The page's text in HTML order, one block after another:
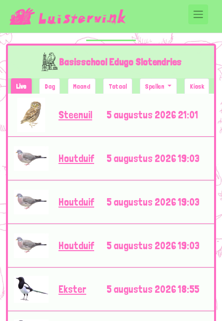
Basisschool Edugo Slotendries
Live Dag Maand Totaal Spellen Kiosk
Steenuil 5 augustus 2026 21:01
Houtduif 5 augustus 2026 19:03
Houtduif 5 augustus 2026 19:03
Houtduif 5 augustus 2026 19:03
Ekster 5 augustus 2026 18:55